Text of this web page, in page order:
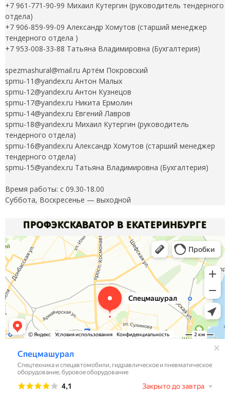
+7 961-771-90-99 Михаил Кутергин (руководитель тендерного
отдела)
+7 906-859-99-09 Александр Хомутов (старший менеджер
тендерного отдела )
+7 953-008-33-88 Татьяна Владимировна (Бухгалтерия)
spezmashural@mail.ru Артём Покровский
spmu-11@yandex.ru Антон Малых
spmu-12@yandex.ru Антон Кузнецов
spmu-17@yandex.ru Никита Ермолин
spmu-14@yandex.ru Евгений Лавров
spmu-18@yandex.ru Михаил Кутергин (руководитель
тендерного отдела)
spmu-16@yandex.ru Александр Хомутов (старший менеджер
тендерного отдела)
spmu-15@yandex.ru Татьяна Владимировна (Бухгалтерия)
Время работы: с 09.30-18.00
Суббота, Воскресенье — выходной
ПРОФЭКСКАВАТОР В ЕКАТЕРИНБУРГЕ